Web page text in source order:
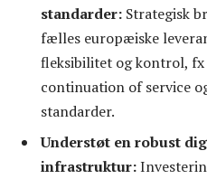
standarder: Strategisk
fælles europæiske
fleksibilitet og kontrol,
continuation of service
standarder.
Understøt en robust
infrastruktur: